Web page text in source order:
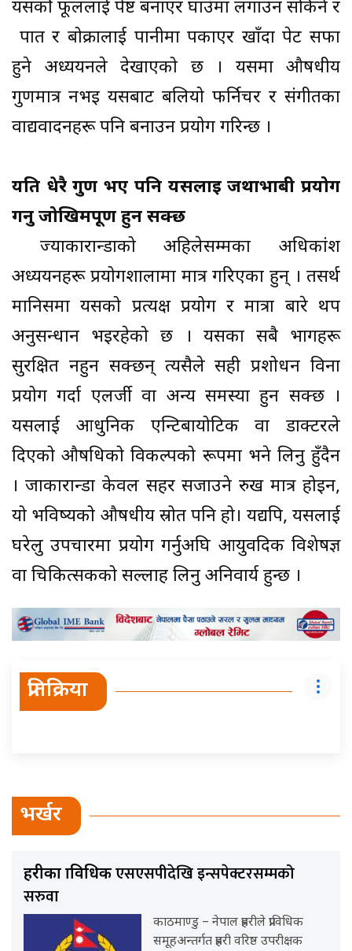
यसकोे फूललाई पेष्ट बनाएर घाउँमा लगाउन सकिने र
पात र बोक्रालाई पानीमा पकाएर खाँदा पेट सफा
हुने अध्ययनले देखाएको छ । यसमा औषधीय
गुणमात्र नभइ यसबाट बलियो फर्निचर र संगीतका
वाद्यवादनहरू पनि बनाउन प्रयोग गरिन्छ ।
यति धेरै गुण भए पनि यसलाई जथाभाबी प्रयोग
गर्नु जोखिमपूर्ण हुन सक्छ
ज्याकारान्डाको अहिलेसम्मका अधिकांश
अध्ययनहरू प्रयोगशालामा मात्र गरिएका हुन् । तसर्थ
मानिसमा यसको प्रत्यक्ष प्रयोग र मात्रा बारे थप
अनुसन्धान भइरहेको छ । यसका सबै भागहरू
सुरक्षित नहुन सक्छन् त्यसैले सही प्रशोधन विना
प्रयोग गर्दा एलर्जी वा अन्य समस्या हुन सक्छ ।
यसलाई आधुनिक एन्टिबायोटिक वा डाक्टरले
दिएको औषधिको विकल्पको रूपमा भने लिनु हुँदैन
। जाकारान्डा केवल सहर सजाउने रुख मात्र होइन,
यो भविष्यको औषधीय स्रोत पनि हो। यद्यपि, यसलाई
घरेलु उपचारमा प्रयोग गर्नुअघि आयुर्वेदिक विशेषज्ञ
वा चिकित्सकको सल्लाह लिनु अनिवार्य हुन्छ ।
प्रतिक्रिया
भर्खर
प्रहरीका प्राविधिकएसएसपीदेखि इन्सपेक्टरसम्मको
सरुवा
काठमाण्डु – नेपाल प्रहरीले प्राविधिक
समूहअन्तर्गत प्रहरी वरिष्ठ उपरीक्षक